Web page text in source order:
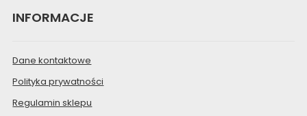
INFORMACJE
Dane kontaktowe
Polityka prywatności
Regulamin sklepu